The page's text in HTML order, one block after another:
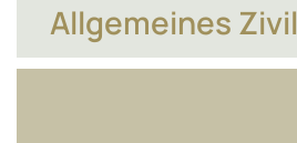
Allgemeines